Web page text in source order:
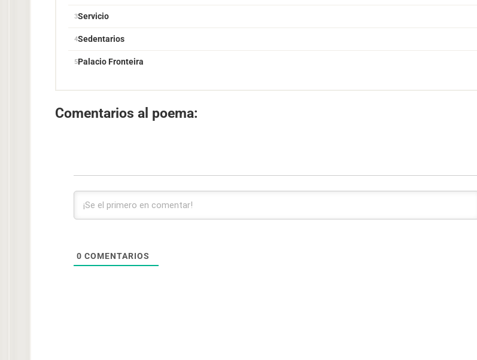
Servicio
Sedentarios
Palacio Fronteira
Comentarios al poema:
0 COMENTARIOS